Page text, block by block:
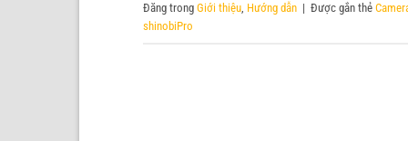
Đăng trong Giới thiệu, Hướng dẫn | Được gắn thẻ
shinobiPro